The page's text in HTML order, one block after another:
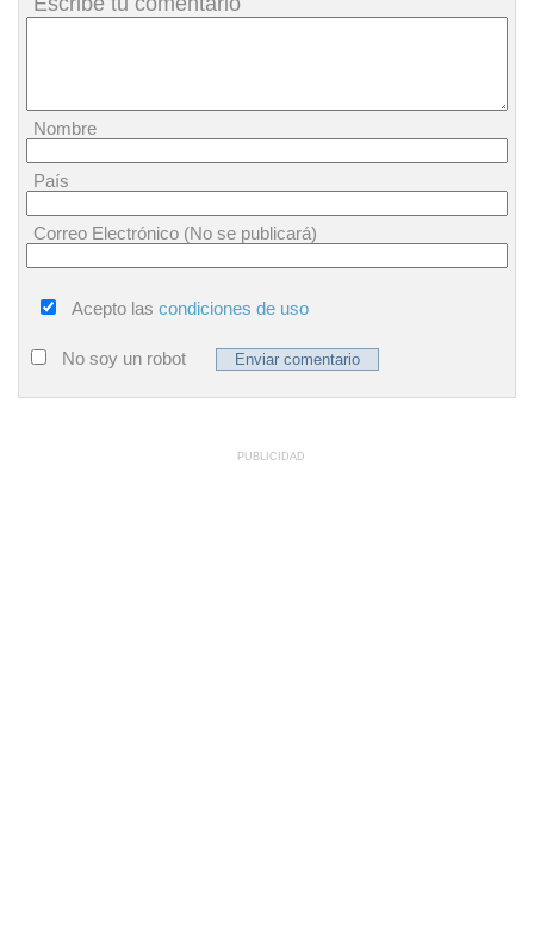
Nombre
País
Correo Electrónico (No se publicará)
Acepto las condiciones de uso
No soy un robot
PUBLICIDAD